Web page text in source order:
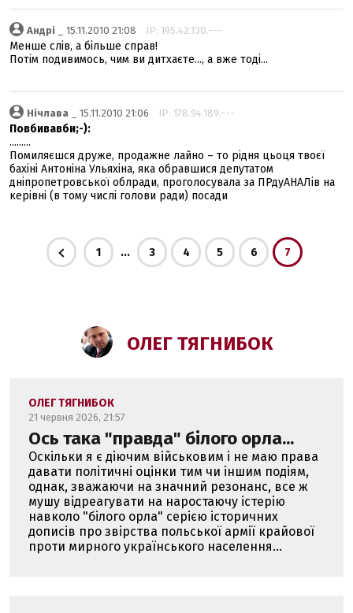
Андрі _ 15.11.2010 21:08 IP: 195.42.130.---
Менше слів, а більше справ!
Потім подивимось, чим ви дитхаєте..., а вже тоді...
Нічлава _ 15.11.2010 21:06 IP: 178.94.189.---
Повбивавби;-):
.........
Помиляєшся друже, продажне лайно – то рідня цьоця твоєї
бахіні Антоніна Ульяхіна, яка обравшися депутатом
дніпропетровської облради, проголосувала за ПРдуАНАЛів на
керівні (в тому числі голови ради) посади
1 ... 3 4 5 6 7
ОЛЕГ ТЯГНИБОК
ОЛЕГ ТЯГНИБОК
21 червня 2026, 21:57
Ось така "правда" білого орла...
Оскільки я є діючим військовим і не маю права
давати політичні оцінки тим чи іншим подіям,
однак, зважаючи на значний резонанс, все ж
мушу відреагувати на наростаючу істерію
навколо "білого орла" серією історичних
дописів про звірства польської армії крайової
проти мирного українського населення...